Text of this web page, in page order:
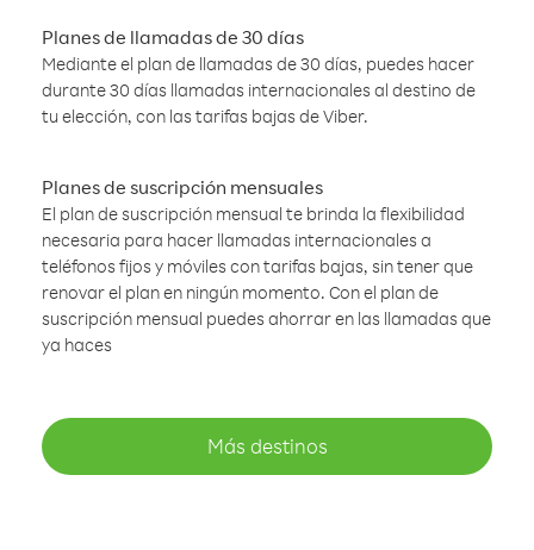
Planes de llamadas de 30 días
Mediante el plan de llamadas de 30 días, puedes hacer
durante 30 días llamadas internacionales al destino de
tu elección, con las tarifas bajas de Viber.
Planes de suscripción mensuales
El plan de suscripción mensual te brinda la flexibilidad
necesaria para hacer llamadas internacionales a
teléfonos fijos y móviles con tarifas bajas, sin tener que
renovar el plan en ningún momento. Con el plan de
suscripción mensual puedes ahorrar en las llamadas que
ya haces
Más destinos